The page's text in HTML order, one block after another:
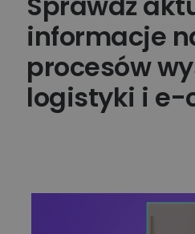
informacje
procesów
logistyki i e-